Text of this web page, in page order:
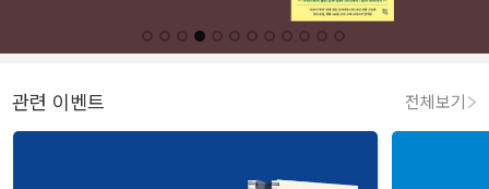
관련 이벤트 전체보기